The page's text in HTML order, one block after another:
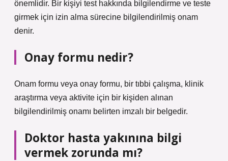
önemlidir. Bir kişiyi test hakkında bilgilendirme ve teste
girmek için izin alma sürecine bilgilendirilmiş onam
denir.
Onay formu nedir?
Onam formu veya onay formu, bir tıbbi çalışma, klinik
araştırma veya aktivite için bir kişiden alınan
bilgilendirilmiş onamı belirten imzalı bir belgedir.
Doktor hasta yakınına bilgi
vermek zorunda mı?